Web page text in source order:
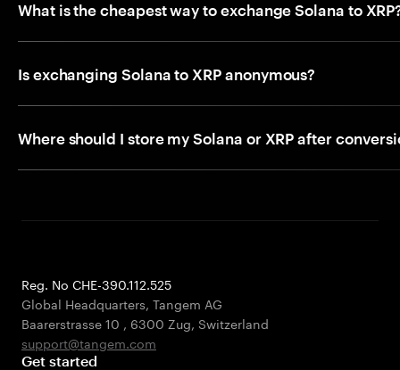
What is the cheapest way to exchange Solana to
Is exchanging Solana to XRP anonymous?
Where should I store my Solana or XRP after
Reg. No CHE-390.112.525
Global Headquarters, Tangem AG
Baarerstrasse 10 , 6300 Zug, Switzerland
support@tangem.com
Get started